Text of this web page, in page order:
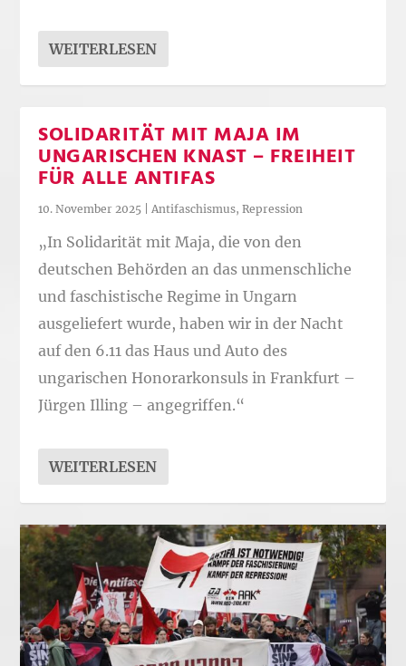
WEITERLESEN
SOLIDARITÄT MIT MAJA IM
UNGARISCHEN KNAST – FREIHEIT
FÜR ALLE ANTIFAS
10. November 2025 |Antifaschismus,Repression
„In Solidarität mit Maja, die von den
deutschen Behörden an das unmenschliche
und faschistische Regime in Ungarn
ausgeliefert wurde, haben wir in der Nacht
auf den 6.11 das Haus und Auto des
ungarischen Honorarkonsuls in Frankfurt –
Jürgen Illing – angegriffen.“
WEITERLESEN